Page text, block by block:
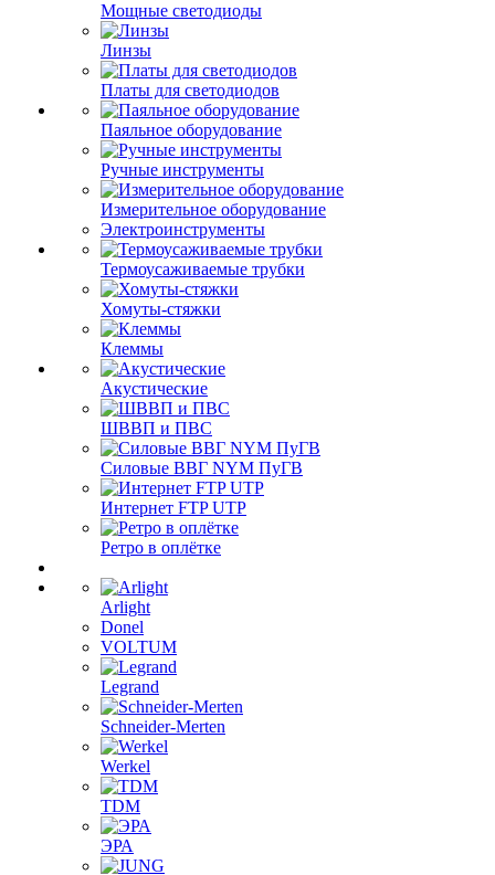
Мощные светодиоды
Линзы
Платы для светодиодов
Паяльное оборудование
Ручные инструменты
Измерительное оборудование
Электроинструменты
Термоусаживаемые трубки
Хомуты-стяжки
Клеммы
Акустические
ШВВП и ПВС
Силовые ВВГ NYM ПуГВ
Интернет FTP UTP
Ретро в оплётке
Arlight
Donel
VOLTUM
Legrand
Schneider-Merten
Werkel
TDM
ЭРА